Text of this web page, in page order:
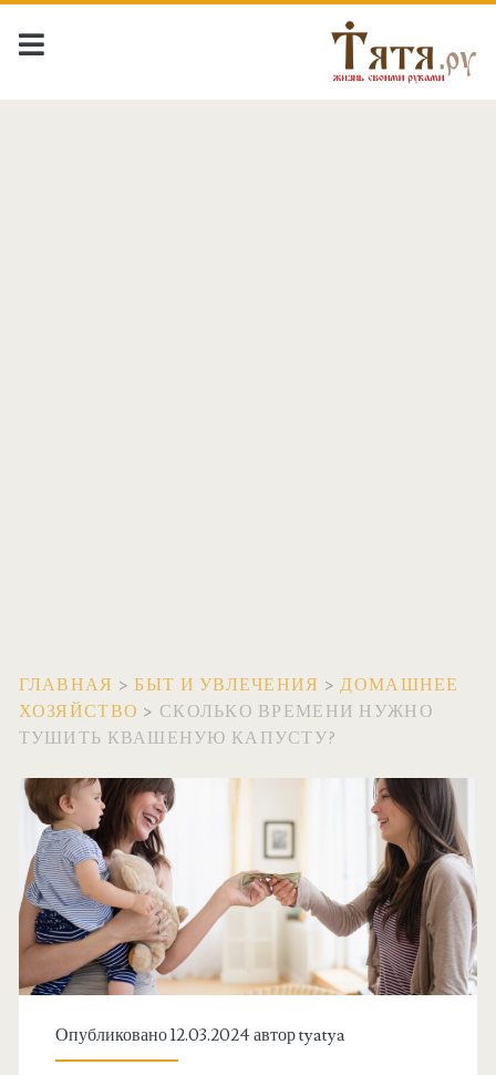
ГЛАВНАЯ >БЫТ И УВЛЕЧЕНИЯ >ДОМАШНЕЕ
ХОЗЯЙСТВО > СКОЛЬКО ВРЕМЕНИ НУЖНО
ТУШИТЬ КВАШЕНУЮ КАПУСТУ?
Опубликовано 12.03.2024 авторtyatya